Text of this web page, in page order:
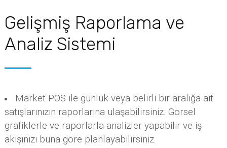
Gelişmiş Raporlama ve
Analiz Sistemi
Market POS ile günlük veya belirli bir aralığa ait
satışlarınızın raporlarına ulaşabilirsiniz. Görsel
grafiklerle ve raporlarla analizler yapabilir ve iş
akışınızı buna göre planlayabilirsiniz.